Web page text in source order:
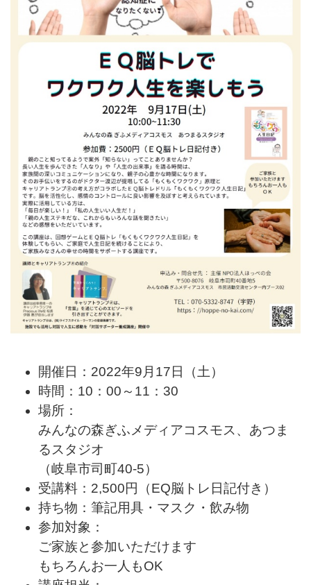
開催日：2022年9月17日（土）
時間：10：00～11：30
場所：
みんなの森ぎふメディアコスモス、 あつま
るスタジオ
（岐阜市司町40-5）
受講料：2,500円（EQ脳トレ日記付き）
持ち物：筆記用具・マスク・飲み物
参加対象：
ご家族と参加いただけます
もちろんお一人もOK